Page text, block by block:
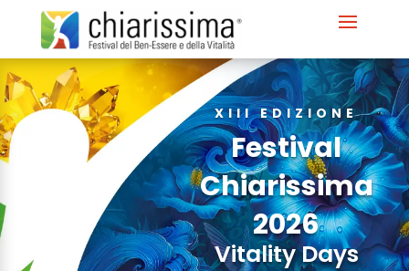
XIII EDIZIONE
Festival
Chiarissima
2026
Vitality Days